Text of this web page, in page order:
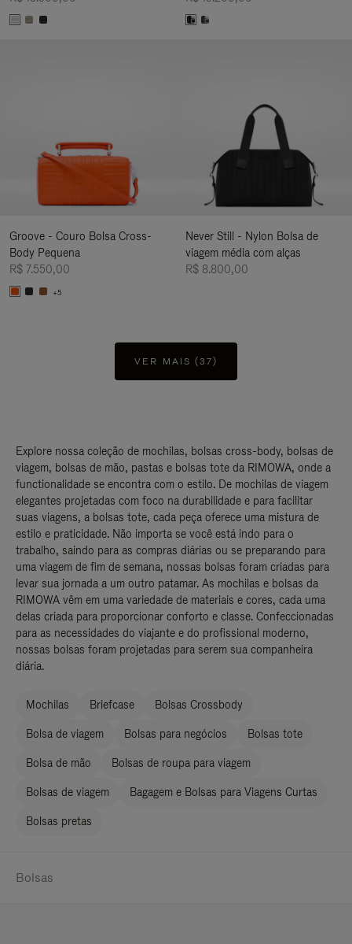
Groove - Couro Bolsa Cross-
Body Pequena
R$ 7.550,00
+5
Never Still - Nylon Bolsa de
viagem média com alças
R$ 8.800,00
VER MAIS (37)
Explore nossa coleção de mochilas, bolsas cross-body, bolsas de
viagem, bolsas de mão, pastas e bolsas tote da RIMOWA, onde a
functionalidade se encontra com o estilo. De mochilas de viagem
elegantes projetadas com foco na durabilidade e para facilitar
suas viagens, a bolsas tote, cada peça oferece uma mistura de
estilo e praticidade. Não importa se você está indo para o
trabalho, saindo para as compras diárias ou se preparando para
uma viagem de fim de semana, nossas bolsas foram criadas para
levar sua jornada a um outro patamar. As mochilas e bolsas da
RIMOWA vêm em uma variedade de materiais e cores, cada uma
delas criada para proporcionar conforto e classe. Confeccionadas
para as necessidades do viajante e do profissional moderno,
nossas bolsas foram projetadas para serem sua companheira
diária.
Mochilas Briefcase Bolsas Crossbody
Bolsa de viagem Bolsas para negócios Bolsas tote
Bolsa de mão Bolsas de roupa para viagem
Bolsas de viagem Bagagem e Bolsas para Viagens Curtas
Bolsas pretas
Bolsas